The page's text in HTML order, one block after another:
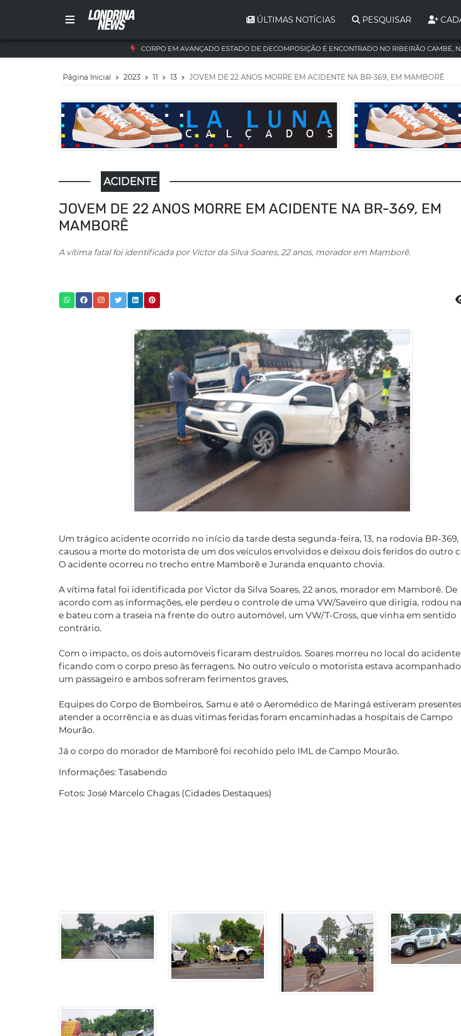
ÚLTIMAS NOTÍCIAS PESQUISAR
CORPO EM AVANÇADO ESTADO DE DECOMPOSIÇÃO É ENCONTRADO NO RIBEIRÃO CAMBÉ,
Página Inicial 2023 11 13 JOVEM DE 22 ANOS MORRE EM ACIDENTE NA BR-369, EM MAMBORÊ
ACIDENTE
JOVEM DE 22 ANOS MORRE EM ACIDENTE NA BR-369, EM
MAMBORÊ
A vítima fatal foi identificada por Victor da Silva Soares, 22 anos, morador em Mamborê.
Um trágico acidente ocorrido no início da tarde desta segunda-feira, 13, na rodovia BR-369,
causou a morte do motorista de um dos veículos envolvidos e deixou dois feridos do outro
O acidente ocorreu no trecho entre Mamborê e Juranda enquanto chovia.
A vítima fatal foi identificada por Victor da Silva Soares, 22 anos, morador em Mamborê. De
acordo com as informações, ele perdeu o controle de uma VW/Saveiro que dirigia, rodou
e bateu com a traseia na frente do outro automóvel, um VW/T-Cross, que vinha em sentido
contrário.
Com o impacto, os dois automóveis ficaram destruídos. Soares morreu no local do acidente
ficando com o corpo preso às ferragens. No outro veículo o motorista estava
um passageiro e ambos sofreram ferimentos graves,
Equipes do Corpo de Bombeiros, Samu e até o Aeromédico de Maringá estiveram
atender a ocorrência e as duas vitimas feridas foram encaminhadas a hospitais de Campo
Mourão.
Já o corpo do morador de Mamborê foi recohido pelo IML de Campo Mourão.
Informações: Tasabendo
Fotos: José Marcelo Chagas (Cidades Destaques)